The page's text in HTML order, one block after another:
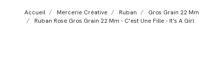
Accueil Mercerie Créative Ruban
Gros Grain 22 Mm
Ruban Rose Gros Grain 22 Mm - C'est Une Fille - It's A Girl